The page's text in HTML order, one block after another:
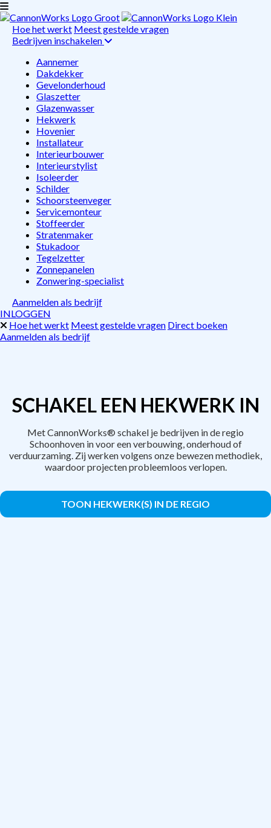
Hoe het werkt Meest gestelde vragen
Bedrijven inschakelen
Aannemer
Dakdekker
Gevelonderhoud
Glaszetter
Glazenwasser
Hekwerk
Hovenier
Installateur
Interieurbouwer
Interieurstylist
Isoleerder
Schilder
Schoorsteenveger
Servicemonteur
Stoffeerder
Stratenmaker
Stukadoor
Tegelzetter
Zonnepanelen
Zonwering-specialist
Aanmelden als bedrijf
INLOGGEN
Hoe het werkt Meest gestelde vragen Direct boeken
Aanmelden als bedrijf
SCHAKEL EEN HEKWERK IN
Met CannonWorks® schakel je bedrijven in de regio
Schoonhoven in voor een verbouwing, onderhoud of
verduurzaming. Zij werken volgens onze bewezen methodiek,
waardoor projecten probleemloos verlopen.
TOON HEKWERK(S) IN DE REGIO